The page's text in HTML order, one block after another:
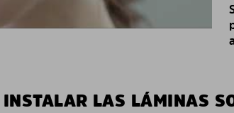
INSTALAR LAS LÁMINAS